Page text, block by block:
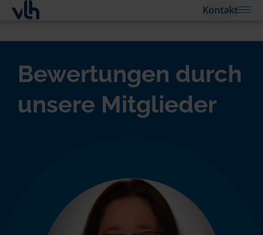
Kontakt
Bewertungen durch
unsere Mitglieder